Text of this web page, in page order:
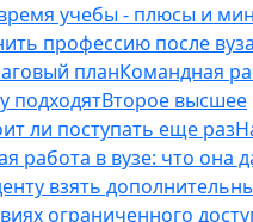
учебы - плюсы и
профессию после
планКомандная
подходятВторое высшее
ли поступать еще раз
работа в вузе: что она
взять
ограниченного